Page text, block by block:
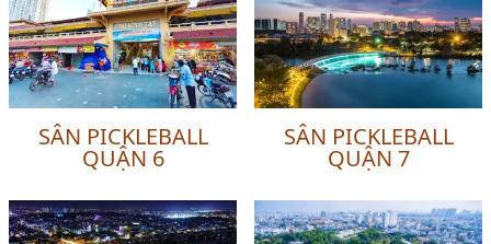
SÂN PICKLEBALL
QUẬN 6
SÂN PICKLEBALL
QUẬN 7